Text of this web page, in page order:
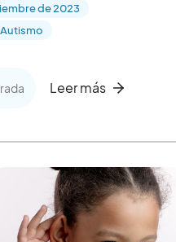
de 2023
Leer más